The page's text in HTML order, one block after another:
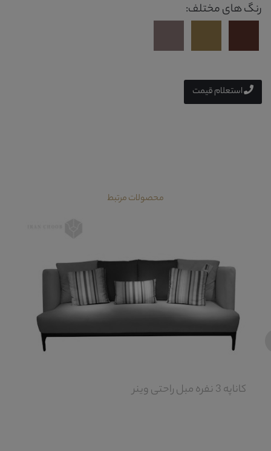
رنگ های مختلف:
استعلام قیمت
محصولات مرتبط
کاناپه 3 نفره مبل راحتی وینر
‹